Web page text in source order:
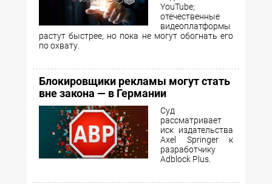
YouTube;
отечественные
видеоплатформы
растут быстрее, но пока не могут обогнать его
по охвату.
Блокировщики рекламы могут стать
вне закона — в Германии
Суд
рассматривает
иск издательства
Axel Springer к
разработчику
Adblock Plus.